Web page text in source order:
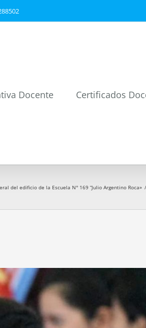
Docente Certificados
del edificio de la Escuela N° 169 “Julio Argentino Roca» /